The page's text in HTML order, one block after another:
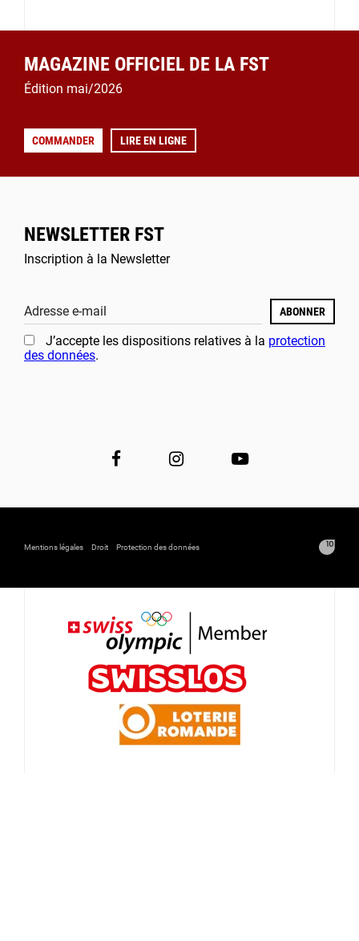
MAGAZINE OFFICIEL DE LA FST
Édition mai/2026
COMMANDER LIRE EN LIGNE
NEWSLETTER FST
Inscription à la Newsletter
Adresse e-mail ABONNER
J’accepte les dispositions relatives à la protection
des données.
Mentions légales Droit Protection des données